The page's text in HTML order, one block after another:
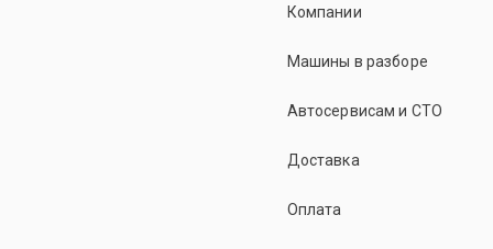
Компании
Машины в разборе
Автосервисам и СТО
Доставка
Оплата